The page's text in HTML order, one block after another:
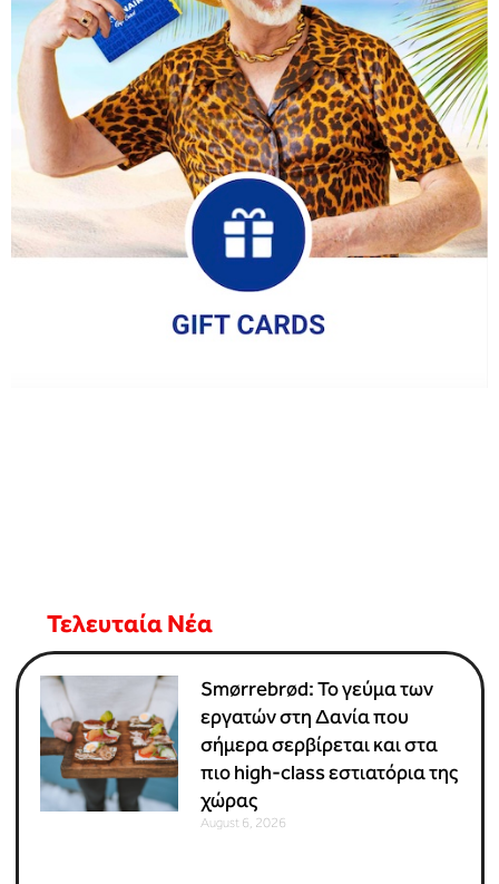
Τελευταία Νέα
Smørrebrød: Το γεύμα των
εργατών στη Δανία που
σήμερα σερβίρεται και στα
πιο high-class εστιατόρια της
χώρας
August 6, 2026